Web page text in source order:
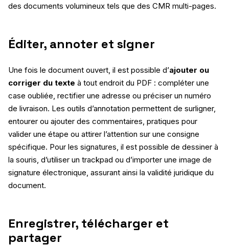
des documents volumineux tels que des CMR multi-pages.
Éditer, annoter et signer
Une fois le document ouvert, il est possible d’ajouter ou
corriger du texte à tout endroit du PDF : compléter une
case oubliée, rectifier une adresse ou préciser un numéro
de livraison. Les outils d’annotation permettent de surligner,
entourer ou ajouter des commentaires, pratiques pour
valider une étape ou attirer l’attention sur une consigne
spécifique. Pour les signatures, il est possible de dessiner à
la souris, d’utiliser un trackpad ou d’importer une image de
signature électronique, assurant ainsi la validité juridique du
document.
Enregistrer, télécharger et
partager